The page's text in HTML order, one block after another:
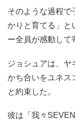
そのような過程で
かりと育てる」と
ー全員が感動して
ジョシュアは、
かち合いをユネス
と約束した。
彼は「我々